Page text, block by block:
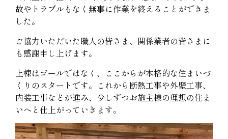
故やトラブルもなく無事に作業を終えることができま
した。
ご協力いただいた職人の皆さま、関係業者の皆さまに
も感謝申し上げます。
上棟はゴールではなく、ここからが本格的な住まいづ
くりのスタートです。 これから断熱工事や外壁工事、
内装工事などが進み、少しずつお施主様の理想の住ま
いへと仕上がっていきます。